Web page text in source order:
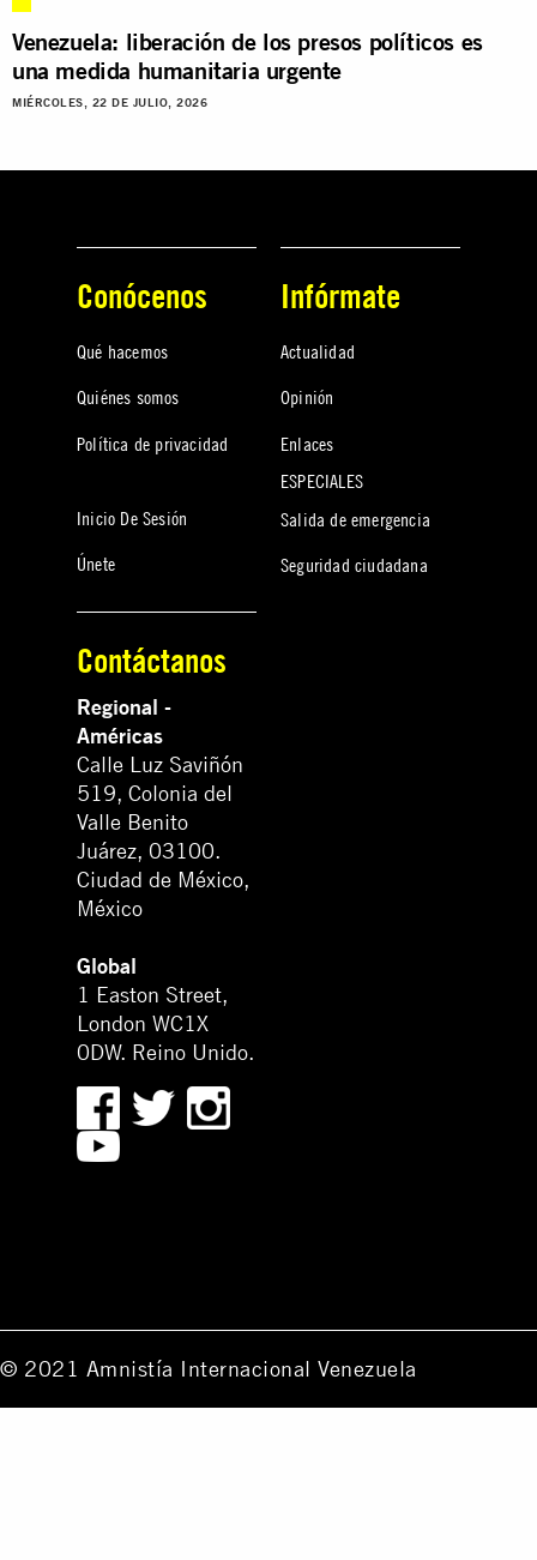
Venezuela: liberación de los presos políticos es
una medida humanitaria urgente
MIÉRCOLES, 22 DE JULIO, 2026
Conócenos
Qué hacemos
Quiénes somos
Política de privacidad
Inicio De Sesión
Únete
Infórmate
Actualidad
Opinión
Enlaces
ESPECIALES
Salida de emergencia
Seguridad ciudadana
Contáctanos
Regional -
Américas
Calle Luz Saviñón
519, Colonia del
Valle Benito
Juárez, 03100.
Ciudad de México,
México
Global
1 Easton Street,
London WC1X
0DW. Reino Unido.
© 2021 Amnistía Internacional Venezuela